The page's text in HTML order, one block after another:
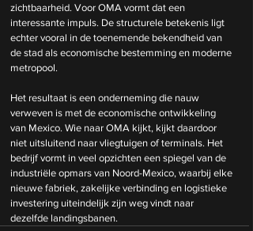
zichtbaarheid. Voor OMA vormt dat een
interessante impuls. De structurele betekenis ligt
echter vooral in de toenemende bekendheid van
de stad als economische bestemming en moderne
metropool.
Het resultaat is een onderneming die nauw
verweven is met de economische ontwikkeling
van Mexico. Wie naar OMA kijkt, kijkt daardoor
niet uitsluitend naar vliegtuigen of terminals. Het
bedrijf vormt in veel opzichten een spiegel van de
industriële opmars van Noord-Mexico, waarbij elke
nieuwe fabriek, zakelijke verbinding en logistieke
investering uiteindelijk zijn weg vindt naar
dezelfde landingsbanen.